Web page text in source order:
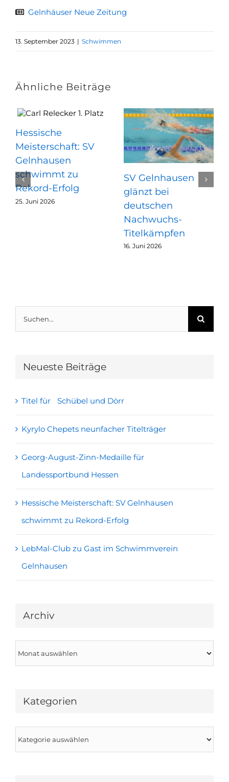
Gelnhäuser Neue Zeitung
13. September 2023 | Schwimmen
Ähnliche Beiträge
Hessische
Meisterschaft: SV
Gelnhausen
schwimmt zu
Rekord-Erfolg
25. Juni 2026
SV Gelnhausen
glänzt bei
deutschen
Nachwuchs-
Titelkämpfen
16. Juni 2026
Suche
nach:
Neueste Beiträge
Titel für Schübel und Dörr
Kyrylo Chepets neunfacher Titelträger
Georg-August-Zinn-Medaille für
Landessportbund Hessen
Hessische Meisterschaft: SV Gelnhausen
schwimmt zu Rekord-Erfolg
LebMal-Club zu Gast im Schwimmverein
Gelnhausen
Archiv
Kategorien
Kategorien